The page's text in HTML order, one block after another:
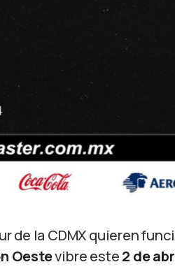
de la CDMX quieren
Oestevibre este2 de